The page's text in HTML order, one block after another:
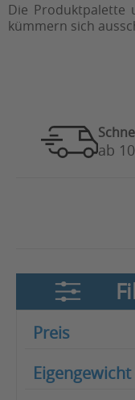
Die Produktpalette
kümmern sich
ab
Preis
von